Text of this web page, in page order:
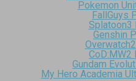
Pokemon
FallGuys
Splatoon3
Genshin
CoD:MW2
Gundam
My Hero Academia